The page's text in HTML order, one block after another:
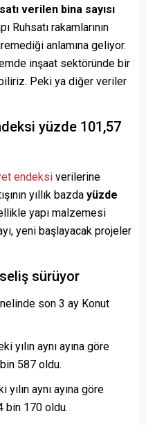
verilen bina sayısı
Ruhsatı rakamlarının
anlamına geliyor.
inşaat sektöründe bir
Peki ya diğer veriler
yüzde 101,57
endeksi verilerine
yıllık bazda yüzde
yapı malzemesi
yeni başlayacak projeler
sürüyor
son 3 ay Konut
yılın aynı ayına göre
587 oldu.
yılın aynı ayına göre
bin 170 oldu.